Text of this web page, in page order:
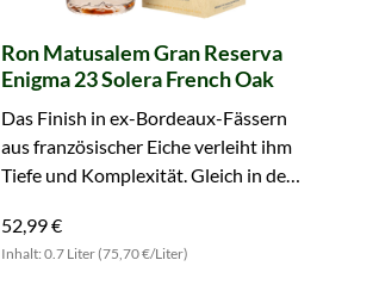
Ron Matusalem Gran Reserva
Enigma 23 Solera French Oak
Das Finish in ex-Bordeaux-Fässern
aus französischer Eiche verleiht ihm
Tiefe und Komplexität. Gleich in den
52,99 €
Inhalt: 0.7 Liter (75,70 €/Liter)